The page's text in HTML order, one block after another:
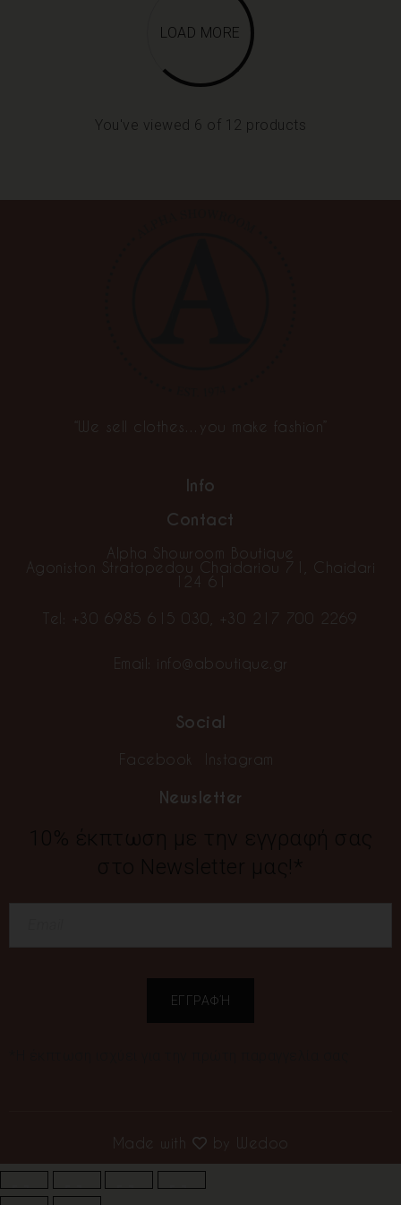
LOAD MORE
You've viewed 6 of 12 products
“We sell clothes…you make fashion”
Info
Contact
Alpha Showroom Boutique
Agoniston Stratopedou Chaidariou 71, Chaidari
124 61
Tel: +30 6985 615 030 +30 217 700 2269
Email: info@aboutique.gr
Social
Facebook Instagram
Newsletter
Made with by Wedoo